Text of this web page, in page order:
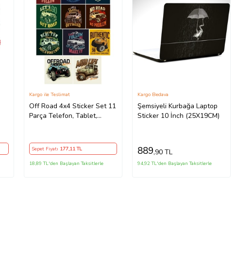
Off Road 4x4 Sticker Set 11
Parça Telefon, Tablet,
Kargo ile Teslimat
Sepet Fiyatı 177,11 TL
18,89 TL'den Başlayan Taksitlerle
Şemsiyeli Kurbağa Laptop
Sticker 10 İnch (25X19CM)
Kargo Bedava
889,90 TL
94,92 TL'den Başlayan Taksitlerle